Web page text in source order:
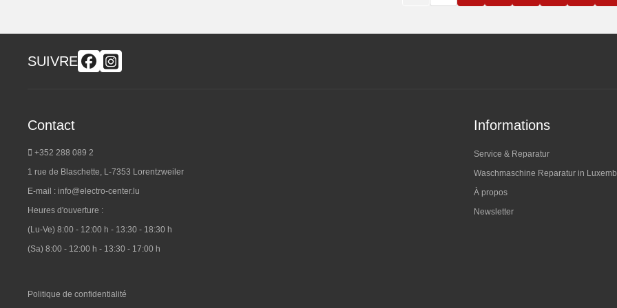
SUIVRE
Contact
+352 288 089 2
1 rue de Blaschette, L-7353 Lorentzweiler
E-mail : info@electro-center.lu
Heures d'ouverture :
(Lu-Ve) 8:00 - 12:00 h - 13:30 - 18:30 h
(Sa) 8:00 - 12:00 h - 13:30 - 17:00 h
Informations
Service & Reparatur
Waschmaschine Reparatur in
À propos
Newsletter
Politique de confidentialité